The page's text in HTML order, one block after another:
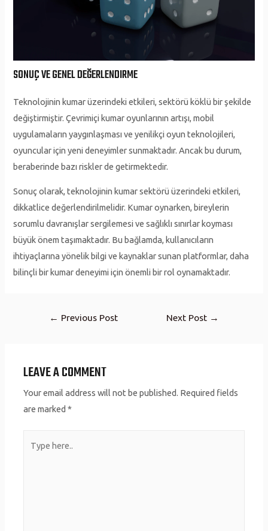
SONUÇ VE GENEL DEĞERLENDIRME
Teknolojinin kumar üzerindeki etkileri, sektörü köklü bir şekilde
değiştirmiştir. Çevrimiçi kumar oyunlarının artışı, mobil
uygulamaların yaygınlaşması ve yenilikçi oyun teknolojileri,
oyuncular için yeni deneyimler sunmaktadır. Ancak bu durum,
beraberinde bazı riskler de getirmektedir.
Sonuç olarak, teknolojinin kumar sektörü üzerindeki etkileri,
dikkatlice değerlendirilmelidir. Kumar oynarken, bireylerin
sorumlu davranışlar sergilemesi ve sağlıklı sınırlar koyması
büyük önem taşımaktadır. Bu bağlamda, kullanıcıların
ihtiyaçlarına yönelik bilgi ve kaynaklar sunan platformlar, daha
bilinçli bir kumar deneyimi için önemli bir rol oynamaktadır.
← Previous Post Next Post →
LEAVE A COMMENT
Your email address will not be published. Required fields
are marked*
here..